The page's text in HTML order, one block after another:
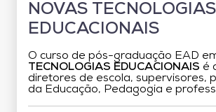
NOVAS TECNOLOGIAS
EDUCACIONAIS
O curso de pós-graduação EAD
TECNOLOGIAS EDUCACIONAIS é
diretores de escola, supervisores,
da Educação, Pedagogia e